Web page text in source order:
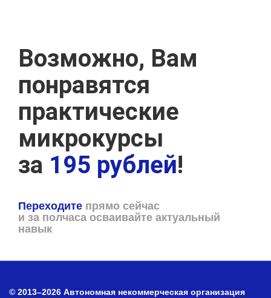
Возможно, Вам
понравятся
практические
микрокурсы
за 195 рублей!
Переходите прямо сейчас
и за полчаса осваивайте актуальный
навык
© 2013–2026 Автономная некоммерческая организация